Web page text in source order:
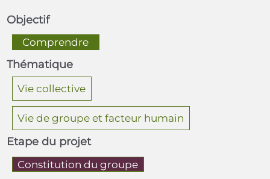
Objectif
  Comprendre
Thématique
Vie collective
Vie de groupe et facteur humain
Etape du projet
Constitution du groupe